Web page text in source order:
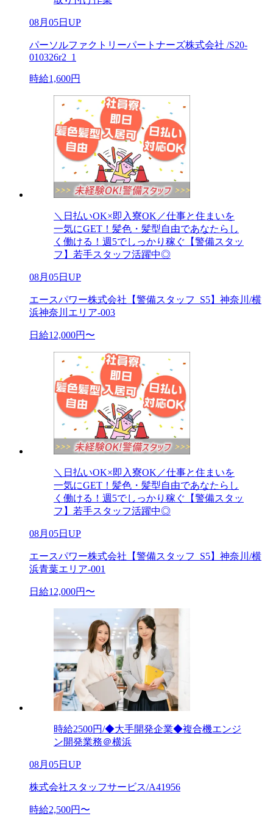
08月05日UP
パーソルファクトリーパートナーズ株式会社 /S20-
010326r2_1
時給1,600円
＼日払いOK×即入寮OK／仕事と住まいを
一気にGET！髪色・髪型自由であなたらし
く働ける！週5でしっかり稼ぐ【警備スタッ
フ】若手スタッフ活躍中◎
08月05日UP
エースパワー株式会社【警備スタッフ_S5】神奈川/横
浜神奈川エリア-003
日給12,000円〜
＼日払いOK×即入寮OK／仕事と住まいを
一気にGET！髪色・髪型自由であなたらし
く働ける！週5でしっかり稼ぐ【警備スタッ
フ】若手スタッフ活躍中◎
08月05日UP
エースパワー株式会社【警備スタッフ_S5】神奈川/横
浜青葉エリア-001
日給12,000円〜
時給2500円/◆大手開発企業◆複合機エンジ
ン開発業務＠横浜
08月05日UP
株式会社スタッフサービス/A41956
時給2,500円〜